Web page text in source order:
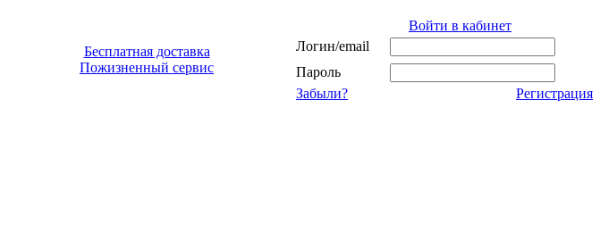
Бесплатная доставка
Пожизненный сервис
Войти в кабинет
Логин/email
Пароль
Забыли?
Регистрация